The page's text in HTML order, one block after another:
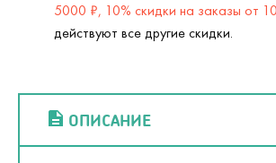
5000 ₽, 10% скидки на заказы от
действуют все другие скидки.
ОПИСАНИЕ